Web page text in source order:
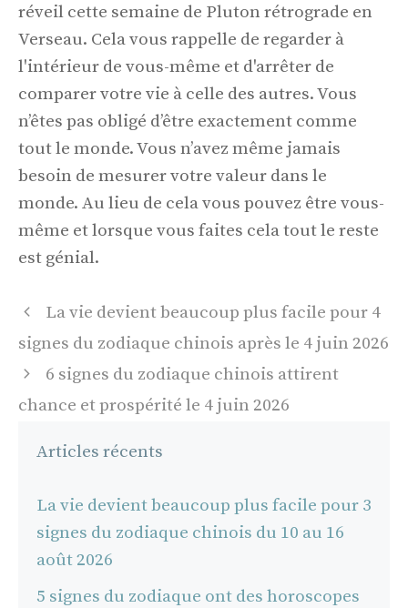
réveil cette semaine de Pluton rétrograde en
Verseau. Cela vous rappelle de regarder à
l'intérieur de vous-même et d'arrêter de
comparer votre vie à celle des autres. Vous
n’êtes pas obligé d’être exactement comme
tout le monde. Vous n’avez même jamais
besoin de mesurer votre valeur dans le
monde. Au lieu de cela vous pouvez être vous-
même et lorsque vous faites cela tout le reste
est génial.
Navigation
des
La vie devient beaucoup plus facile pour 4
signes du zodiaque chinois après le 4 juin 2026
6 signes du zodiaque chinois attirent
chance et prospérité le 4 juin 2026
Articles récents
La vie devient beaucoup plus facile pour 3
signes du zodiaque chinois du 10 au 16
août 2026
5 signes du zodiaque ont des horoscopes